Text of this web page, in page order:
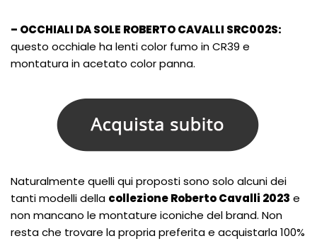
– OCCHIALI DA SOLE ROBERTO CAVALLI SRC002S:
questo occhiale ha lenti color fumo in CR39 e
montatura in acetato color panna.
Naturalmente quelli qui proposti sono solo alcuni dei
tanti modelli della collezione Roberto Cavalli 2023 e
non mancano le montature iconiche del brand. Non
resta che trovare la propria preferita e acquistarla 100%